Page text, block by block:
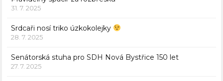
31. 7. 2025
Srdcaři nosí triko úzkokolejky
28. 7. 2025
Senátorská stuha pro SDH Nová Bystřice 150 let
27. 7. 2025